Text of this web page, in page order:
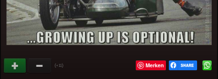
(+11) Merken